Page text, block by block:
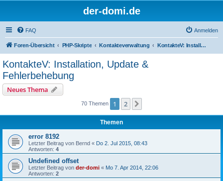
der-domi.de
FAQ Anmelden
Foren-Übersicht PHP-Skripte Kontakteverwaltung KontakteV: Installation, Update & Fehlerbehebung
KontakteV: Installation, Update &
Fehlerbehebung
Neues Thema
70 Themen 1 2
Themen
error 8192
Letzter Beitrag von Bernd « Do 2. Jul 2015, 08:43
Antworten: 4
Undefined offset
Letzter Beitrag von der-domi « Mo 7. Apr 2014, 22:06
Antworten: 2